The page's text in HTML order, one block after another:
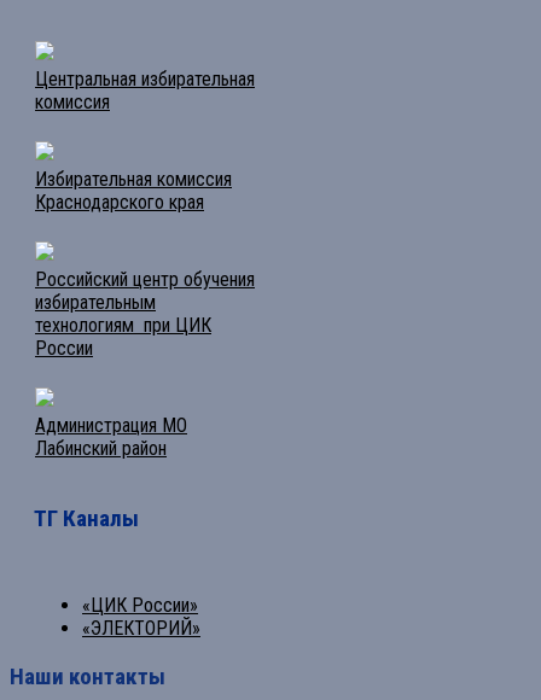
Центральная избирательная
комиссия
Избирательная комиссия
Краснодарского края
Российский центр обучения
избирательным
технологиям при ЦИК
России
Администрация МО
Лабинский район
ТГ Каналы
«ЦИК России»
«ЭЛЕКТОРИЙ»
Наши контакты